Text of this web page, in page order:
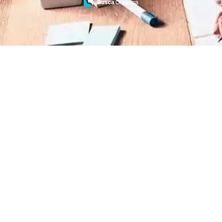
Treinamento de Brigada de Incêndio
Treinamento de Brigada de Incêndio Valor
Treinamento de Brigadista de Incêndio
Treinamento de Combate a Incêndio NR 23